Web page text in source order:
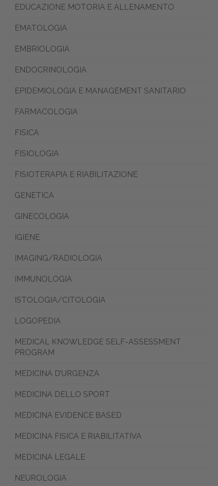
EDUCAZIONE MOTORIA E ALLENAMENTO
EMATOLOGIA
EMBRIOLOGIA
ENDOCRINOLOGIA
EPIDEMIOLOGIA E MANAGEMENT SANITARIO
FARMACOLOGIA
FISICA
FISIOLOGIA
FISIOTERAPIA E RIABILITAZIONE
GENETICA
GINECOLOGIA
IGIENE
IMAGING/RADIOLOGIA
IMMUNOLOGIA
ISTOLOGIA/CITOLOGIA
LOGOPEDIA
MEDICAL KNOWLEDGE SELF-ASSESSMENT
PROGRAM
MEDICINA D’URGENZA
MEDICINA DELLO SPORT
MEDICINA EVIDENCE BASED
MEDICINA FISICA E RIABILITATIVA
MEDICINA LEGALE
NEUROLOGIA